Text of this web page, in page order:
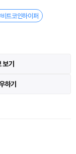
트코인하이퍼
기
하기